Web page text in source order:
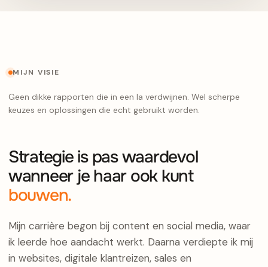
MIJN VISIE
Geen dikke rapporten die in een la verdwijnen. Wel scherpe
keuzes en oplossingen die echt gebruikt worden.
Strategie is pas waardevol
wanneer je haar ook kunt
bouwen.
Mijn carrière begon bij content en social media, waar
ik leerde hoe aandacht werkt. Daarna verdiepte ik mij
in websites, digitale klantreizen, sales en